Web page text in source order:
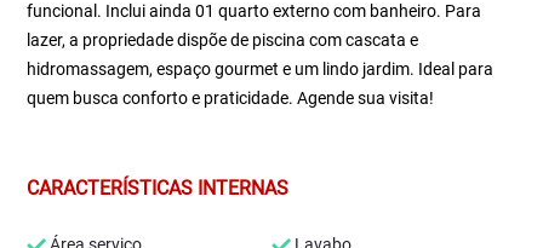
funcional. Inclui ainda 01 quarto externo com banheiro. Para
lazer, a propriedade dispõe de piscina com cascata e
hidromassagem, espaço gourmet e um lindo jardim. Ideal para
quem busca conforto e praticidade. Agende sua visita!
CARACTERÍSTICAS INTERNAS